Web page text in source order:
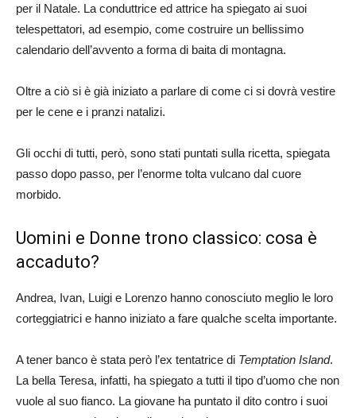
per il Natale. La conduttrice ed attrice ha spiegato ai suoi
telespettatori, ad esempio, come costruire un bellissimo
calendario dell’avvento a forma di baita di montagna.
Oltre a ciò si è già iniziato a parlare di come ci si dovrà vestire
per le cene e i pranzi natalizi.
Gli occhi di tutti, però, sono stati puntati sulla ricetta, spiegata
passo dopo passo, per l’enorme tolta vulcano dal cuore
morbido.
Uomini e Donne trono classico: cosa è
accaduto?
Andrea, Ivan, Luigi e Lorenzo hanno conosciuto meglio le loro
corteggiatrici e hanno iniziato a fare qualche scelta importante.
A tener banco è stata però l’ex tentatrice di Temptation Island.
La bella Teresa, infatti, ha spiegato a tutti il tipo d’uomo che non
vuole al suo fianco. La giovane ha puntato il dito contro i suoi